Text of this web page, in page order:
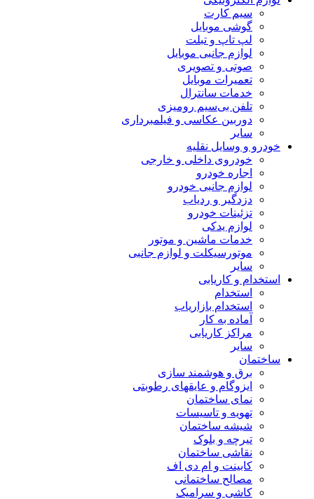
سیم کارت
گوشی موبایل
لپ تاپ و تبلت
لوازم جانبی موبایل
صوتی و تصویری
تعمیرات موبایل
خدمات سانترال
تلفن بی‌سیم رومیزی
دوربین عکاسی و فیلمبرداری
سایر
خودرو و وسایل نقلیه
خودروی داخلی و خارجی
اجاره خودرو
لوازم جانبی خودرو
دزدگیر و ردیاب
تزئینات خودرو
لوازم یدکی
خدمات ماشین و موتور
موتورسیکلت و لوازم جانبی
سایر
استخدام و کاریابی
استخدام
استخدام بازاریاب
آماده به کار
مراکز کاریابی
سایر
ساختمان
برق و هوشمند سازی
ایزوگام و عایقهای رطوبتی
نمای ساختمان
تهویه و تاسیسات
شیشه ساختمان
تیرچه و بلوک
نقاشی ساختمان
کابینت و ام دی اف
مصالح ساختمانی
کاشی و سرامیک